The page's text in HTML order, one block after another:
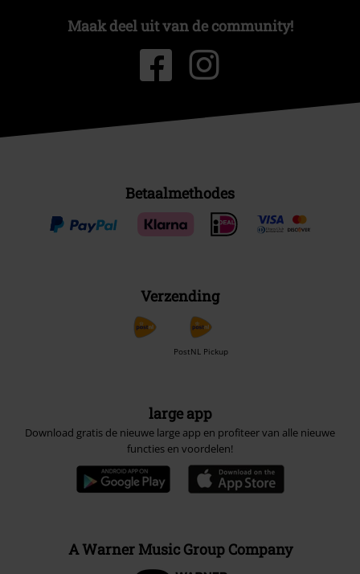
Maak deel uit van de community!
Betaalmethodes
Verzending
PostNL Pickup
large app
Download gratis de nieuwe large app en profiteer van alle nieuwe
functies en voordelen!
A Warner Music Group Company